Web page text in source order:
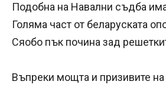
Подобна на Навални съдба
Голяма част от беларуската
Сяобо пък почина зад
Въпреки мощта и призивите